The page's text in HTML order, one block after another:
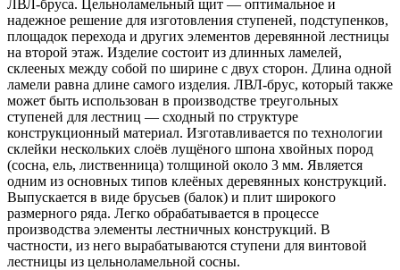
ЛВЛ-бруса. Цельноламельный щит — оптимальное и
надежное решение для изготовления ступеней, подступенков,
площадок перехода и других элементов деревянной лестницы
на второй этаж. Изделие состоит из длинных ламелей,
склееных между собой по ширине с двух сторон. Длина одной
ламели равна длине самого изделия. ЛВЛ-брус, который также
может быть использован в производстве треугольных
ступеней для лестниц — сходный по структуре
конструкционный материал. Изготавливается по технологии
склейки нескольких слоёв лущёного шпона хвойных пород
(сосна, ель, лиственница) толщиной около 3 мм. Является
одним из основных типов клеёных деревянных конструкций.
Выпускается в виде брусьев (балок) и плит широкого
размерного ряда. Легко обрабатывается в процессе
производства элементы лестничных конструкций. В
частности, из него вырабатываются ступени для винтовой
лестницы из цельноламельной сосны.